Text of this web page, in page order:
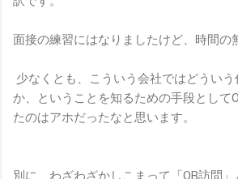
面接の練習にはなりましたけど、時間の
少なくとも、こういう会社ではどうい
か、ということを知るための手段として
たのはアホだったなと思います。
別に、わざわざかしこまって「OB訪問